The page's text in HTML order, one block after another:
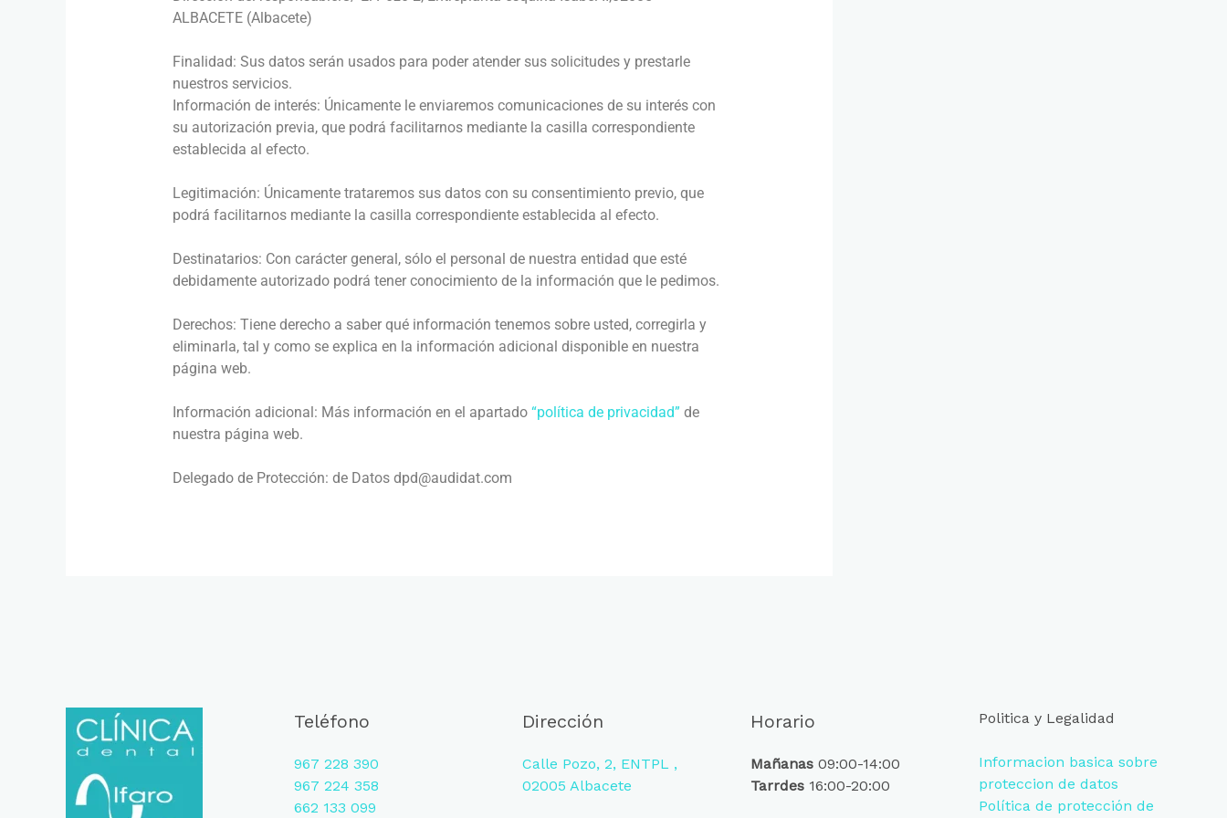
ALBACETE (Albacete)
Finalidad: Sus datos serán usados para poder atender sus solicitudes y prestarle
nuestros servicios.
Información de interés: Únicamente le enviaremos comunicaciones de su interés con
su autorización previa, que podrá facilitarnos mediante la casilla correspondiente
establecida al efecto.
Legitimación: Únicamente trataremos sus datos con su consentimiento previo, que
podrá facilitarnos mediante la casilla correspondiente establecida al efecto.
Destinatarios: Con carácter general, sólo el personal de nuestra entidad que esté
debidamente autorizado podrá tener conocimiento de la información que le pedimos.
Derechos: Tiene derecho a saber qué información tenemos sobre usted, corregirla y
eliminarla, tal y como se explica en la información adicional disponible en nuestra
página web.
Información adicional: Más información en el apartado “política de privacidad” de
nuestra página web.
Delegado de Protección: de Datos dpd@audidat.com
Teléfono
967 228 390
967 224 358
662 133 099
Dirección
Calle Pozo, 2, ENTPL ,
02005 Albacete
Horario
Mañanas 09:00-14:00
Tarrdes 16:00-20:00
Politica y Legalidad
Informacion basica sobre
proteccion de datos
Política de protección de